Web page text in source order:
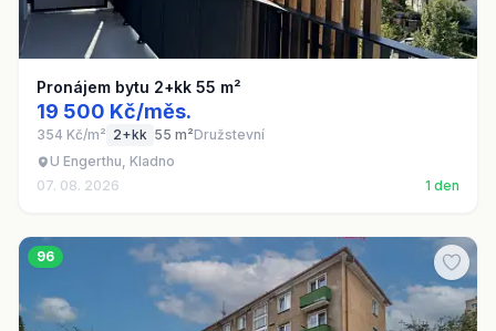
Pronájem bytu 2+kk 55 m²
19 500 Kč/měs.
354 Kč/m² 2+kk 55 m²Družstevní
U Engerthu, Kladno
07. 08. 2026
1 den
96